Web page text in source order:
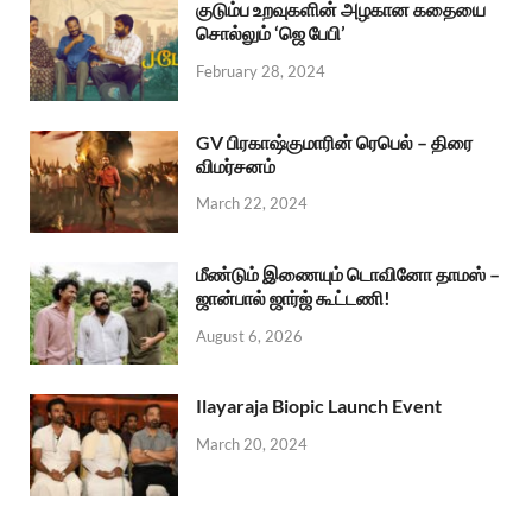
குடும்ப உறவுகளின் அழகான கதையை
சொல்லும் ‘ஜெ பேபி’
February 28, 2024
GV பிரகாஷ்குமாரின் ரெபெல் – திரை
விமர்சனம்
March 22, 2024
மீண்டும் இணையும் டொவினோ தாமஸ் –
ஜான்பால் ஜார்ஜ் கூட்டணி!
August 6, 2026
Ilayaraja Biopic Launch Event
March 20, 2024